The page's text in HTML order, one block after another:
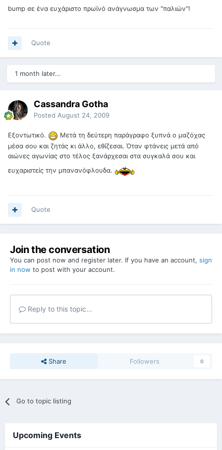
bump σε ένα ευχάριστο πρωϊνό ανάγνωσμα των "παλιών"!
Quote
1 month later...
Cassandra Gotha
Posted August 24, 2009
Εξοντωτικό.
Μετά τη δεύτερη παράγραφο ξυπνά ο μαζόχας
μέσα σου και ζητάς κι άλλο, εθίζεσαι. Όταν φτάνεις μετά από
αιώνες αγωνίας στο τέλος ξανάρχεσαι στα συγκαλά σου και
ευχαριστείς την μπανανόφλουδα.
Quote
Join the conversation
You can post now and register later. If you have an account, sign
in now to post with your account.
Reply to this topic...
Share Followers 0
Go to topic listing
Upcoming Events